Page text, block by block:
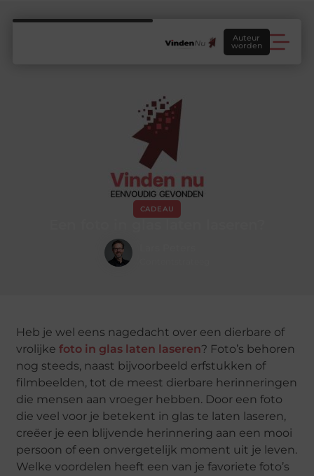
Auteur
worden
CADEAU
Heb je wel eens nagedacht over een dierbare of
vrolijkefoto in glas laten laseren? Foto’s behoren
nog steeds, naast bijvoorbeeld erfstukken of
filmbeelden, tot de meest dierbare herinneringen
die mensen aan vroeger hebben. Door een foto
die veel voor je betekent in glas te laten laseren,
creëer je een blijvende herinnering aan een mooi
persoon of een onvergetelijk moment uit je leven.
Welke voordelen heeft een van je favoriete foto’s